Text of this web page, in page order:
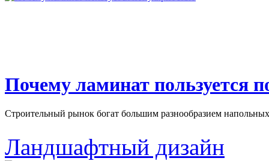
Почему ламинат пользуется
Строительный рынок богат большим разнообразием
Ландшафтный дизайн